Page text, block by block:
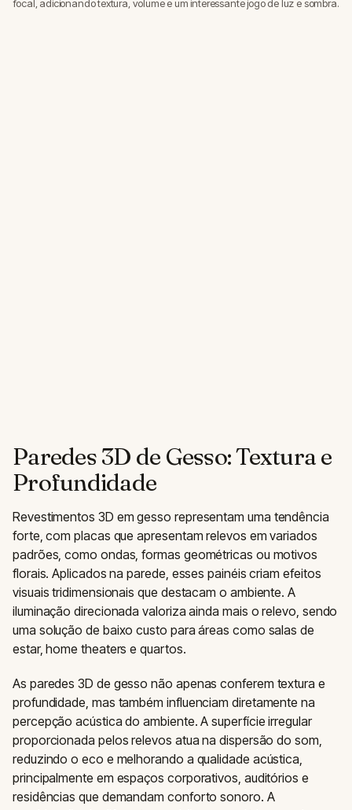
focal, adicionando textura, volume e um interessante jogo de luz e sombra.
Paredes 3D de Gesso: Textura e
Profundidade
Revestimentos 3D em gesso representam uma tendência
forte, com placas que apresentam relevos em variados
padrões, como ondas, formas geométricas ou motivos
florais. Aplicados na parede, esses painéis criam efeitos
visuais tridimensionais que destacam o ambiente. A
iluminação direcionada valoriza ainda mais o relevo, sendo
uma solução de baixo custo para áreas como salas de
estar, home theaters e quartos.
As paredes 3D de gesso não apenas conferem textura e
profundidade, mas também influenciam diretamente na
percepção acústica do ambiente. A superfície irregular
proporcionada pelos relevos atua na dispersão do som,
reduzindo o eco e melhorando a qualidade acústica,
principalmente em espaços corporativos, auditórios e
residências que demandam conforto sonoro. A